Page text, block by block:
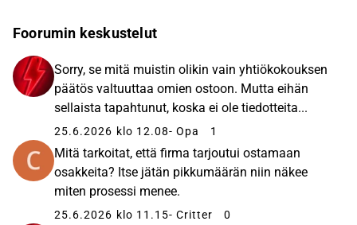
segmenttiin, jotka ovat Agri, Kuluttajatuotteet sekä
jakeluverkosto joka kattaa yli 40 maata ja sen
kotipaikka on Outokumpu.
Foorumin keskustelut
Sorry, se mitä muistin olikin vain yhtiökokouksen
päätös valtuuttaa omien ostoon. Mutta eihän
sellaista tapahtunut, koska ei ole tiedotteita...
25.6.2026 klo 12.08- Opa 1
Mitä tarkoitat, että firma tarjoutui ostamaan
osakkeita? Itse jätän pikkumäärän niin näkee
miten prosessi menee.
25.6.2026 klo 11.15- Critter 0